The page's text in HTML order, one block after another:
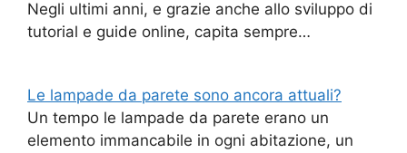
Negli ultimi anni, e grazie anche allo sviluppo di
tutorial e guide online, capita sempre…
Le lampade da parete sono ancora attuali?
Un tempo le lampade da parete erano un
elemento immancabile in ogni abitazione, un